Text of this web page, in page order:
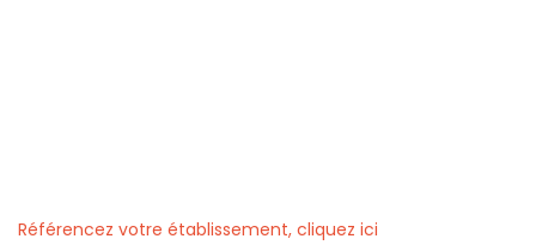
Référencez votre établissement, cliquez ici